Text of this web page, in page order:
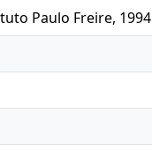
Paulo Freire, 1994